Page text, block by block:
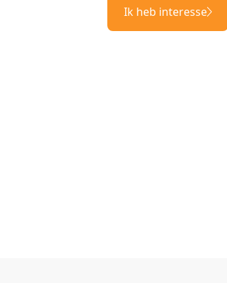
Ik heb interesse